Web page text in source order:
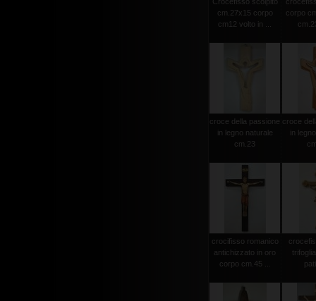
cm.27x15 corpo
cm12 volto in ...
corpo
croce della passione
in legno naturale
cm.23
croce
in
crocifisso romanico
antichizzato in oro
corpo cm.45 ...